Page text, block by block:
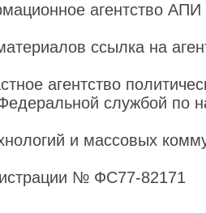
агентство
ссылка на
агентство
службой по
и массовых
№ ФС77-82171